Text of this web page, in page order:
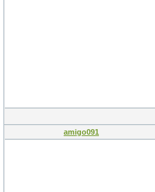
amigo091